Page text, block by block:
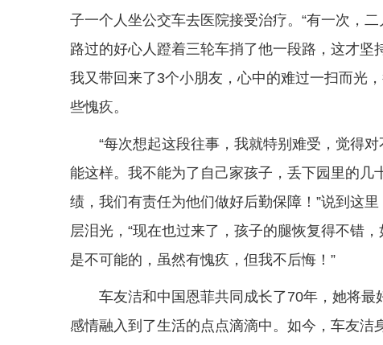
子一个人坐公交车去医院接受治疗。“有一次，
路过的好心人蹬着三轮车捎了他一段路，这才坚
我又带回来了3个小朋友，心中的难过一扫而光
些愧疚。
“每次想起这段往事，我就特别难受，觉得
能这样。我不能为了自己家孩子，丢下园里的
绩，我们有责任为他们做好后勤保障！”说到这
层泪光，“现在也过来了，孩子的腿恢复得不错
是不可能的，虽然有愧疚，但我不后悔！”
车友洁和中国恩菲共同成长了70年，她将
感情融入到了生活的点点滴滴中。如今，车友